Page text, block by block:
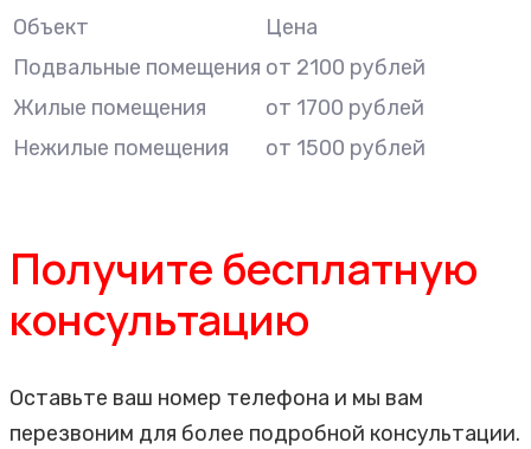
Объект
Цена
Подвальные помещения от 2100 рублей
Жилые помещения
от 1700 рублей
Нежилые помещения
от 1500 рублей
Получите бесплатную
консультацию
Оставьте ваш номер телефона и мы вам
перезвоним для более подробной консультации.